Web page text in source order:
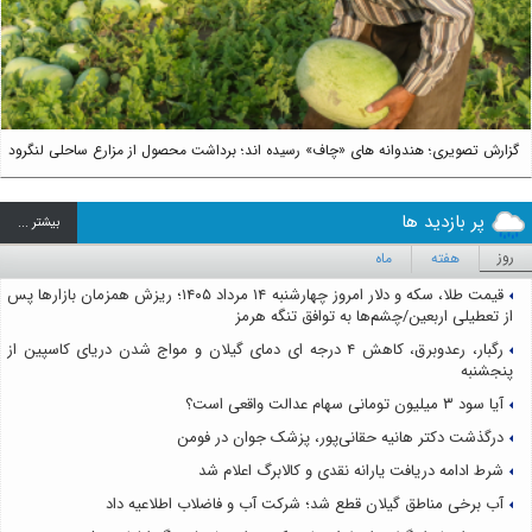
گزارش تصویری؛ هندوانه های «چاف» رسیده اند؛ برداشت محصول از مزارع ساحلی لنگرود
پر بازدید ها بيشتر ...
روز هفته ماه
قیمت طلا، سکه و دلار امروز چهارشنبه ۱۴ مرداد ۱۴۰۵؛ ریزش همزمان بازارها پس
از تعطیلی اربعین/چشم‌ها به توافق تنگه هرمز
رگبار، رعدوبرق، کاهش ۴ درجه ای دمای گیلان و مواج شدن دریای کاسپین از
پنجشنبه
آیا سود ۳ میلیون تومانی سهام عدالت واقعی است؟
درگذشت دکتر هانیه حقانی‌پور، پزشک جوان در فومن
شرط ادامه دریافت یارانه نقدی و کالابرگ اعلام شد
آب برخی مناطق گیلان قطع شد؛ شرکت آب و فاضلاب اطلاعیه داد